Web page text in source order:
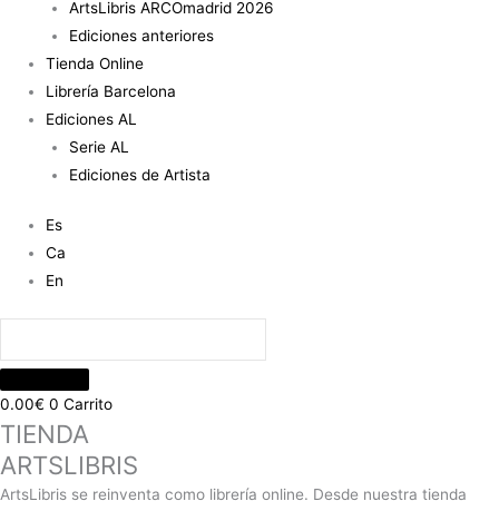
ArtsLibris ARCOmadrid 2026
Ediciones anteriores
Tienda Online
Librería Barcelona
Ediciones AL
Serie AL
Ediciones de Artista
Es
Ca
En
0.00€ 0 Carrito
TIENDA
ARTSLIBRIS
ArtsLibris se reinventa como librería online. Desde nuestra tienda